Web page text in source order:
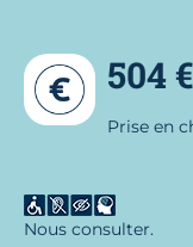
504
Prise en
Nous consulter.